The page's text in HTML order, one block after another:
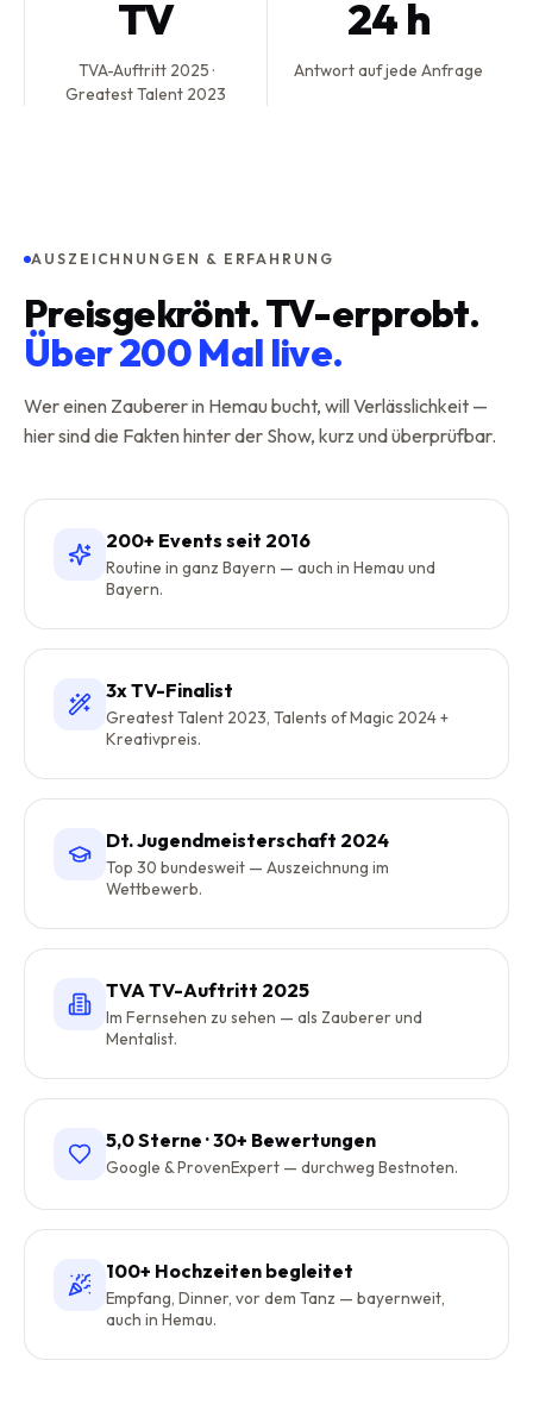
TV
TVA-Auftritt 2025 ·
Greatest Talent 2023
24 h
Antwort auf jede Anfrage
AUSZEICHNUNGEN & ERFAHRUNG
Preisgekrönt. TV-erprobt.
Über 200 Mal live.
Wer einen Zauberer in Hemaubucht, will Verlässlichkeit —
hier sind die Fakten hinter der Show, kurz und überprüfbar.
200+ Events seit 2016
Routine in ganz Bayern — auch in Hemau und
Bayern.
3x TV-Finalist
Greatest Talent 2023, Talents of Magic 2024 +
Kreativpreis.
Dt. Jugendmeisterschaft 2024
Top 30 bundesweit — Auszeichnung im
Wettbewerb.
TVA TV-Auftritt 2025
Im Fernsehen zu sehen — als Zauberer und
Mentalist.
5,0 Sterne · 30+ Bewertungen
Google & ProvenExpert — durchweg Bestnoten.
100+ Hochzeiten begleitet
Empfang, Dinner, vor dem Tanz — bayernweit,
auch in Hemau.